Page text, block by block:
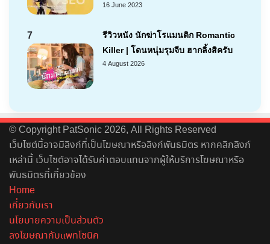
16 June 2023
7
รีวิวหนัง นักฆ่าโรแมนติก Romantic
Killer | โดนหนุ่มรุมจีบ ฮากลิ้งสิครับ
4 August 2026
© Copyright PatSonic 2026, All Rights Reserved
เว็บไซต์นี้อาจมีลิงก์ที่เป็นโฆษณาหรือลิงก์พันธมิตร หากคลิกลิงก์
เหล่านี้ เว็บไซต์อาจได้รับค่าตอบแทนจากผู้ให้บริการโฆษณาหรือ
พันธมิตรที่เกี่ยวข้อง
Home
เกี่ยวกับเรา
นโยบายความเป็นส่วนตัว
ลงโฆษณากับแพทโซนิค